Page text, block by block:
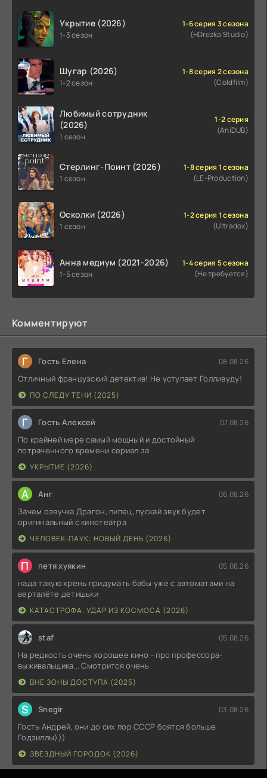
Укрытие (2026)
1-3 сезон
1-6 серия 3 сезона
(HDrezka Studio)
Шугар (2026)
1-2 сезон
1-8 серия 2 сезона
(Coldfilm)
Любимый сотрудник
(2026)
1 сезон
1-2 серия
(AniDUB)
Стерлинг-Поинт (2026)
1 сезон
1-8 серия 1 сезона
(LE-Production)
Осколки (2026)
1 сезон
1-2 серия 1 сезона
(Ultradox)
Анна медиум (2021-2026)
1-5 сезон
1-4 серия 5 сезона
(Не требуется)
Комментируют
Г Гость Елена 08.08.26
Отличный французский детектив! Не уступает Голливуду!
ПО СЛЕДУ ТЕНИ (2025)
Г Гость Алексей 07.08.26
По крайней мере самый мощный и достойный
потраченного времени сериал за
УКРЫТИЕ (2026)
А Анг 06.08.26
Зачем озвучка Драгон, пипец, пускай звук будет
оригинальный с кинотеатра
ЧЕЛОВЕК-ПАУК: НОВЫЙ ДЕНЬ (2026)
П петя хуякин 05.08.26
нада такую хрень придумать бабы уже с автоматами на
верталёте детишьки
КАТАСТРОФА. УДАР ИЗ КОСМОСА (2026)
staf 05.08.26
На редкость очень хорошее кино - про профессора-
выживальщика... Смотрится очень
ВНЕ ЗОНЫ ДОСТУПА (2025)
S Snegir 03.08.26
Гость Андрей, они до сих пор СССР боятся больше
Годзиллы)))
ЗВЁЗДНЫЙ ГОРОДОК (2026)